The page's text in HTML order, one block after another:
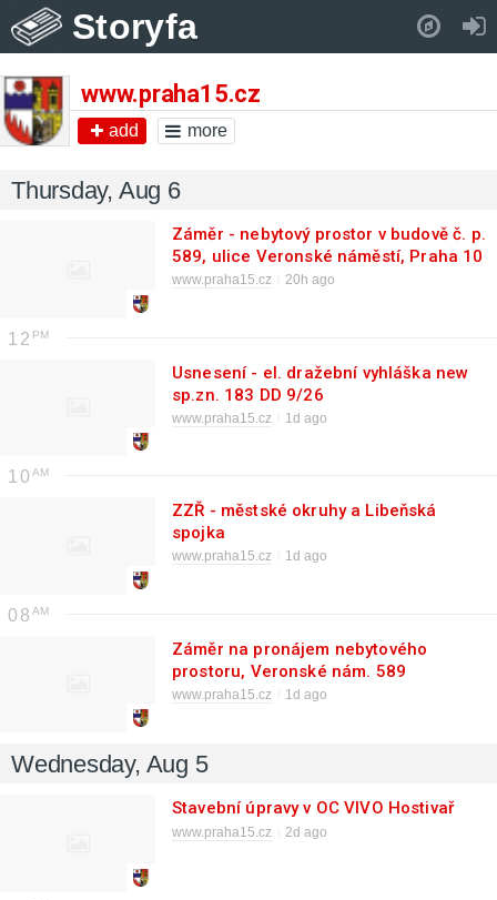
Storyfa
www.praha15.cz
add more
Thursday, Aug 6
Záměr - nebytový prostor v budově č. p.
589, ulice Veronské náměstí, Praha 10
- Horní Měcholupy
www.praha15.cz 20h ago
12
Usnesení - el. dražební vyhláška new
sp.zn. 183 DD 9/26
www.praha15.cz 1d ago
10
ZZŘ - městské okruhy a Libeňská
spojka
www.praha15.cz 1d ago
08
Záměr na pronájem nebytového
prostoru, Veronské nám. 589
www.praha15.cz 1d ago
Wednesday, Aug 5
Stavební úpravy v OC VIVO Hostivař
www.praha15.cz 2d ago
Pull down to refresh..